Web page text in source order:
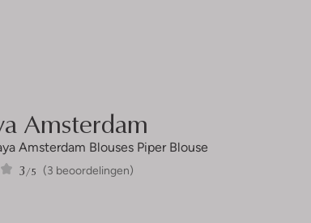
Amsterdam
Amsterdam Blouses Piper Blouse
(3 beoordelingen)
3/5